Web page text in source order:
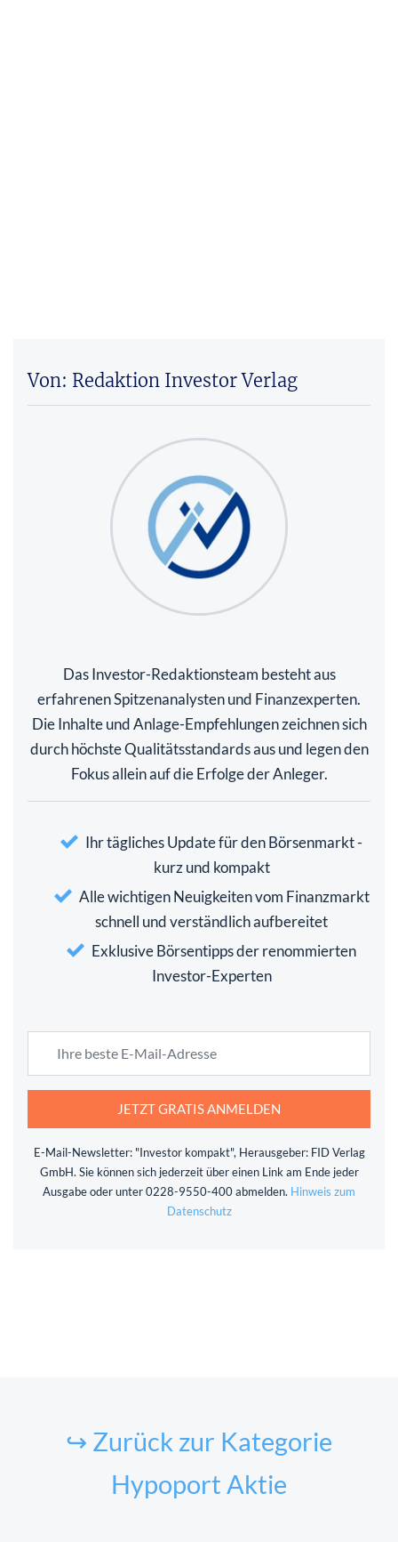
Von: Redaktion Investor Verlag
Das Investor-Redaktionsteam besteht aus
erfahrenen Spitzenanalysten und Finanzexperten.
Die Inhalte und Anlage-Empfehlungen zeichnen sich
durch höchste Qualitätsstandards aus und legen den
Fokus allein auf die Erfolge der Anleger.
Ihr tägliches Update für den Börsenmarkt -
kurz und kompakt
Alle wichtigen Neuigkeiten vom Finanzmarkt
schnell und verständlich aufbereitet
Exklusive Börsentipps der renommierten
Investor-Experten
JETZT GRATIS ANMELDEN
E-Mail-Newsletter: "Investor kompakt", Herausgeber: FID Verlag
GmbH. Sie können sich jederzeit über einen Link am Ende jeder
Ausgabe oder unter 0228-9550-400 abmelden. Hinweis zum
Datenschutz
↪ Zurück zur Kategorie
Hypoport Aktie